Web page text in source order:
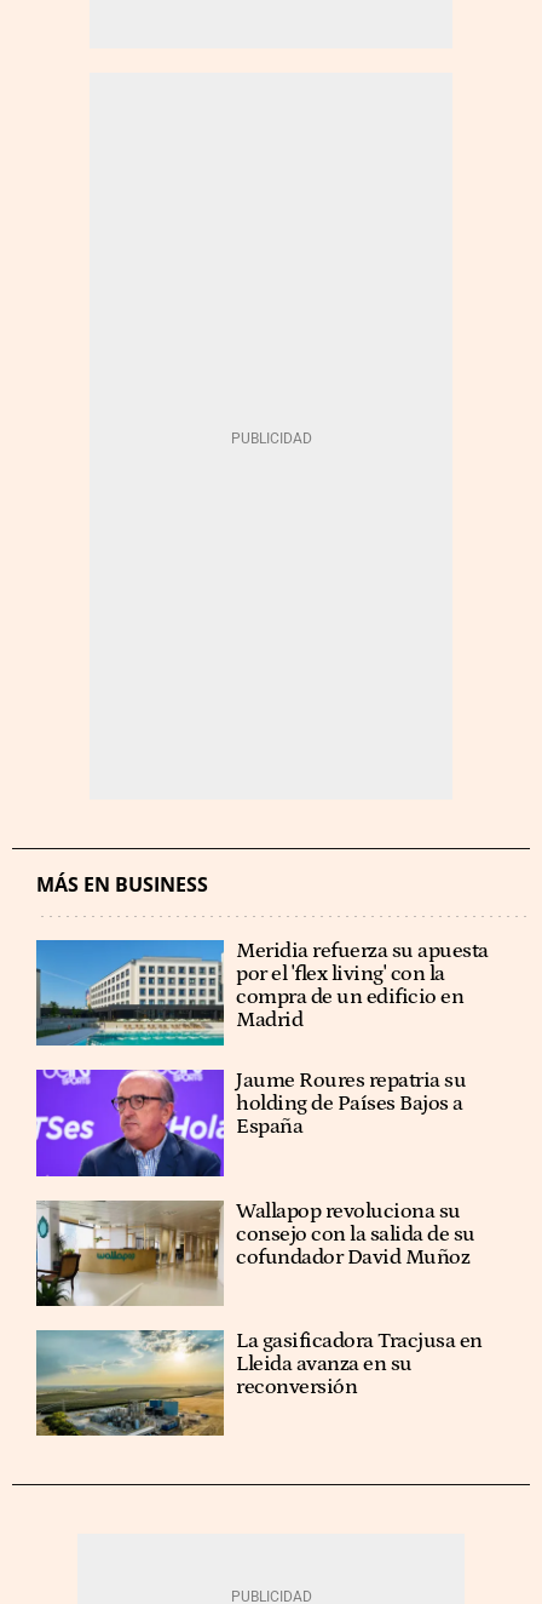
MÁS EN BUSINESS
Meridia refuerza su apuesta
por el 'flex living' con la
compra de un edificio en
Madrid
Jaume Roures repatria su
holding de Países Bajos a
España
Wallapop revoluciona su
consejo con la salida de su
cofundador David Muñoz
La gasificadora Tracjusa en
Lleida avanza en su
reconversión